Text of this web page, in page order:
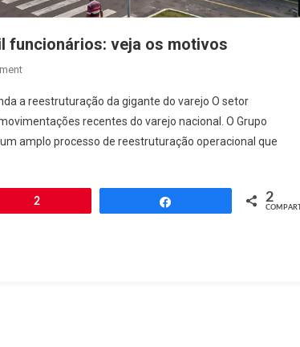
funcionários: veja os motivos
On
Mateus
Fecha
28
Demite
6,6
a reestruturação da gigante do varejo O setor
recentes do varejo nacional. O Grupo
amplo processo de reestruturação operacional que
2 Compartilhar 2
COMPART.